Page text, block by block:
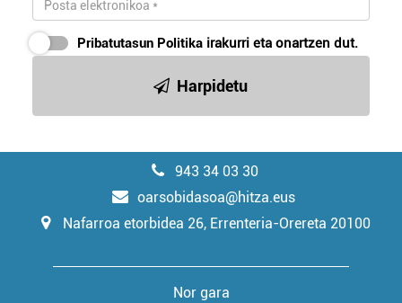
Pribatutasun Politika irakurri eta onartzen dut.
Harpidetu
943 34 03 30
oarsobidasoa@hitza.eus
Nafarroa etorbidea 26, Errenteria-Orereta 20100
Nor gara